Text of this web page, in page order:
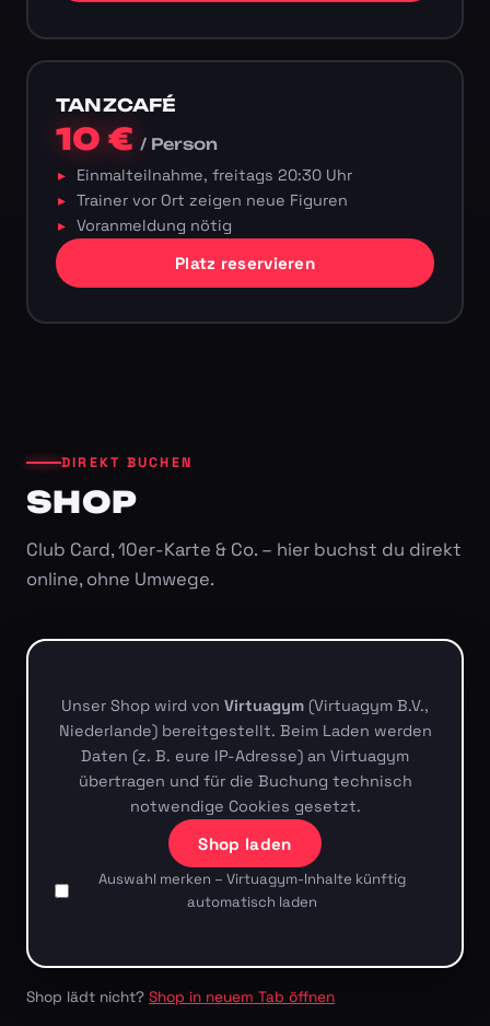
TANZCAFÉ
10 €/ Person
Einmalteilnahme, freitags 20:30 Uhr
Trainer vor Ort zeigen neue Figuren
Voranmeldung nötig
Platz reservieren
DIREKT BUCHEN
SHOP
Club Card, 10er-Karte & Co. – hier buchst du direkt
online, ohne Umwege.
Unser Shop wird von Virtuagym (Virtuagym B.V.,
Niederlande) bereitgestellt. Beim Laden werden
Daten (z. B. eure IP-Adresse) an Virtuagym
übertragen und für die Buchung technisch
notwendige Cookies gesetzt.
Shop laden
Auswahl merken – Virtuagym-Inhalte künftig
automatisch laden
Shop lädt nicht? Shop in neuem Tab öffnen